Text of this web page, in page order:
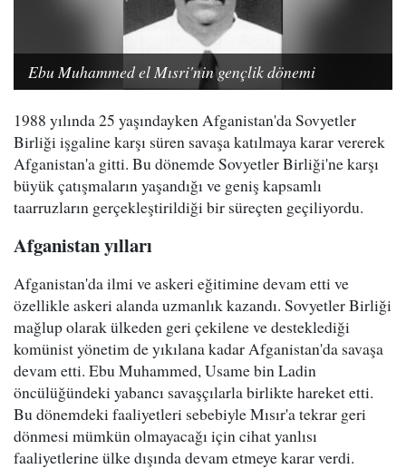
Ebu Muhammed el Mısri'nin gençlik dönemi
1988 yılında 25 yaşındayken Afganistan'da Sovyetler
Birliği işgaline karşı süren savaşa katılmaya karar vererek
Afganistan'a gitti. Bu dönemde Sovyetler Birliği'ne karşı
büyük çatışmaların yaşandığı ve geniş kapsamlı
taarruzların gerçekleştirildiği bir süreçten geçiliyordu.
Afganistan yılları
Afganistan'da ilmi ve askeri eğitimine devam etti ve
özellikle askeri alanda uzmanlık kazandı. Sovyetler Birliği
mağlup olarak ülkeden geri çekilene ve desteklediği
komünist yönetim de yıkılana kadar Afganistan'da savaşa
devam etti. Ebu Muhammed, Usame bin Ladin
öncülüğündeki yabancı savaşçılarla birlikte hareket etti.
Bu dönemdeki faaliyetleri sebebiyle Mısır'a tekrar geri
dönmesi mümkün olmayacağı için cihat yanlısı
faaliyetlerine ülke dışında devam etmeye karar verdi.